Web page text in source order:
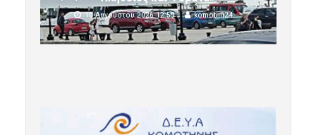
10 Αυγούστου 2026 12:59 komotini24